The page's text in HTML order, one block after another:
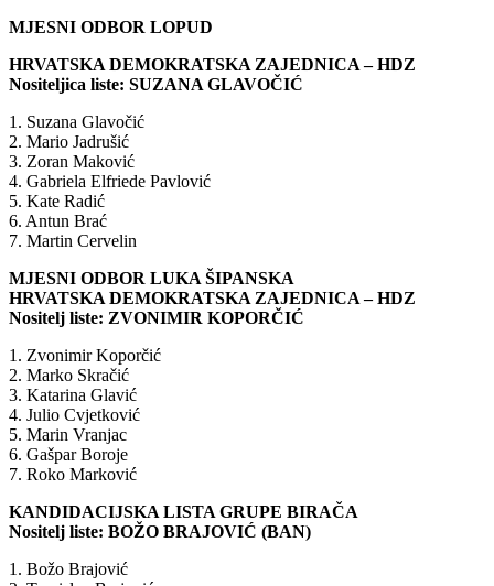
MJESNI ODBOR LOPUD
HRVATSKA DEMOKRATSKA ZAJEDNICA – HDZ
Nositeljica liste: SUZANA GLAVOČIĆ
1. Suzana Glavočić
2. Mario Jadrušić
3. Zoran Maković
4. Gabriela Elfriede Pavlović
5. Kate Radić
6. Antun Brać
7. Martin Cervelin
MJESNI ODBOR LUKA ŠIPANSKA
HRVATSKA DEMOKRATSKA ZAJEDNICA – HDZ
Nositelj liste: ZVONIMIR KOPORČIĆ
1. Zvonimir Koporčić
2. Marko Skračić
3. Katarina Glavić
4. Julio Cvjetković
5. Marin Vranjac
6. Gašpar Boroje
7. Roko Marković
KANDIDACIJSKA LISTA GRUPE BIRAČA
Nositelj liste: BOŽO BRAJOVIĆ (BAN)
1. Božo Brajović